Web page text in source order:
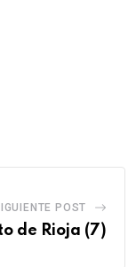
POST
de Rioja (7)